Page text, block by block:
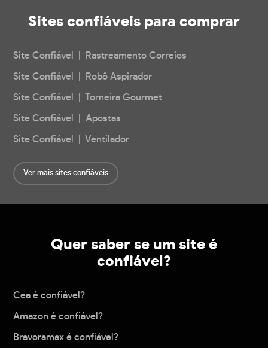
Sites confiáveis para comprar
Site Confiável | Rastreamento Correios
Site Confiável | Robô Aspirador
Site Confiável | Torneira Gourmet
Site Confiável | Apostas
Site Confiável | Ventilador
Ver mais sites confiáveis
Quer saber se um site é
confiável?
Cea é confiável?
Amazon é confiável?
Bravoramax é confiável?